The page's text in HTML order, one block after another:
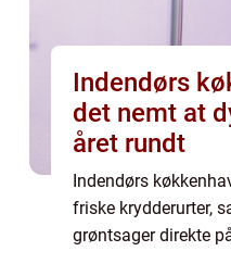
Indendørs
det nemt at
året rundt
Indendørs
friske krydderurter,
grøntsager direkte